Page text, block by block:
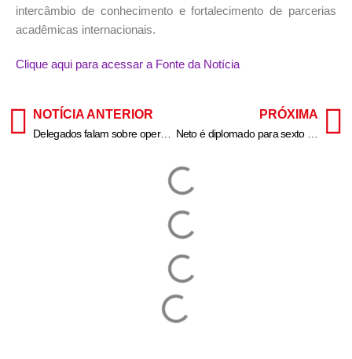
intercâmbio de conhecimento e fortalecimento de parcerias
acadêmicas internacionais.
Clique aqui para acessar a Fonte da Notícia
NOTÍCIA ANTERIOR
Delegados falam sobre operação em (SE)que prendeu suspeitos de assaltos em usinas e na Codevasf – Canal DN
PRÓXIMA
Neto é diplomado para sexto mandato em Volta Redonda